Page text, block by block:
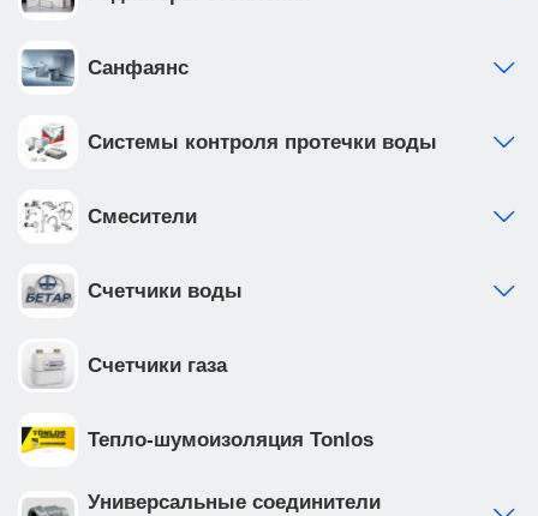
покрытием, что обеспечивает надежность и
долговечность Приобретая продукцию вы
обеспечиваете спокойствие и комфорт в вашем
доме на долгие годы вперед.
Санфаянс
Системы контроля протечки воды
Смесители
Счетчики воды
Счетчики газа
Тепло-шумоизоляция Tonlos
Универсальные соединители